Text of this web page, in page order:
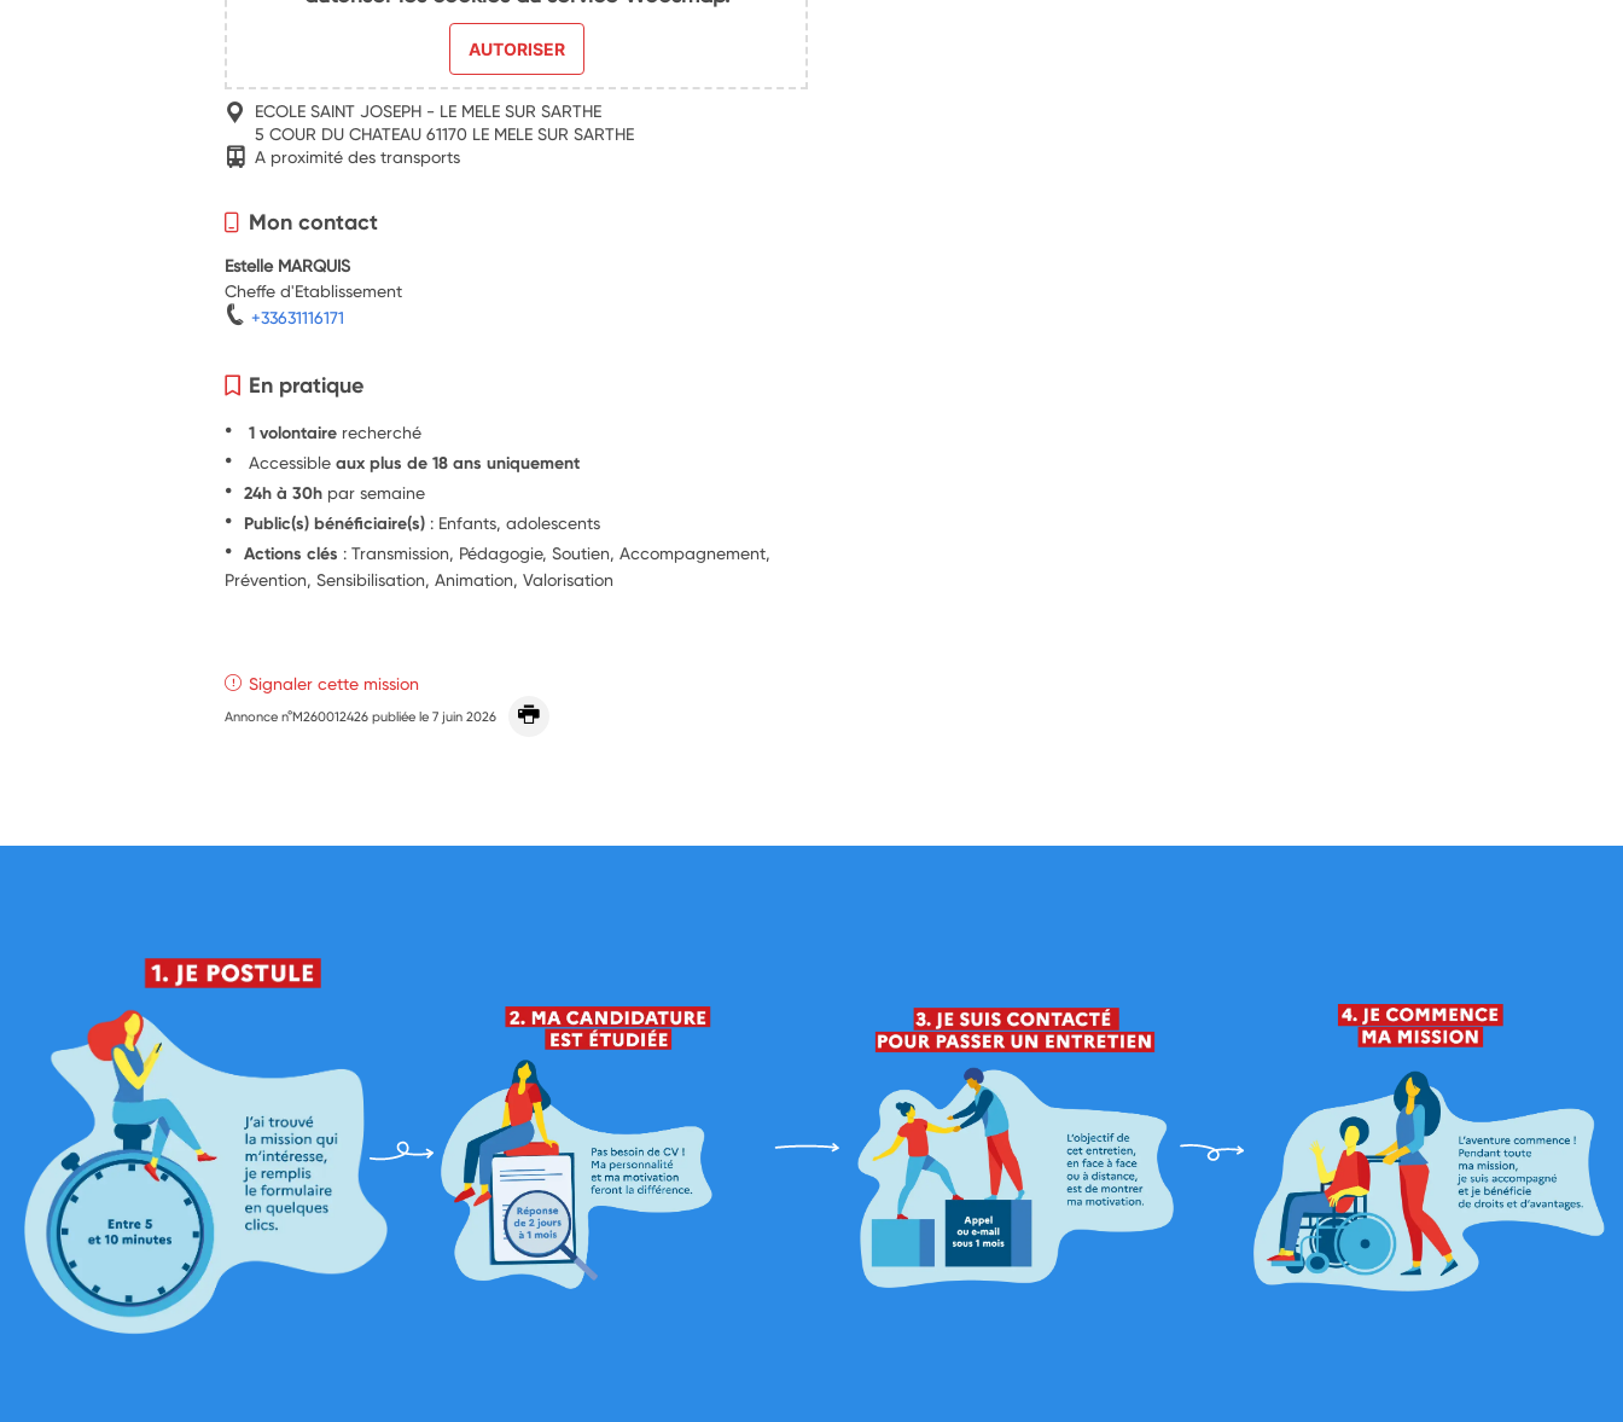
AUTORISER
ECOLE SAINT JOSEPH - LE MELE SUR SARTHE
5 COUR DU CHATEAU 61170 LE MELE SUR SARTHE
A proximité des transports
Mon contact
Estelle MARQUIS
Cheffe d'Etablissement
+33631116171
En pratique
1 volontaire recherché
Accessibleaux plus de 18 ans uniquement
24h à 30h par semaine
Public(s) bénéficiaire(s) : Enfants, adolescents
Actions clés : Transmission, Pédagogie, Soutien, Accompagnement,
Prévention, Sensibilisation, Animation, Valorisation
Signaler cette mission
Annonce n°M260012426 publiée le7 juin 2026